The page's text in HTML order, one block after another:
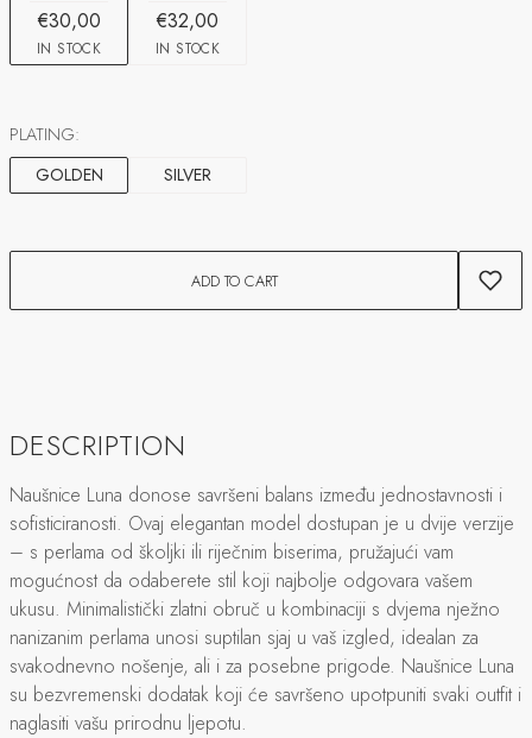
€30,00
IN STOCK
€32,00
IN STOCK
PLATING:
GOLDEN
SILVER
ADD TO CART
DESCRIPTION
Naušnice Luna donose savršeni balans između jednostavnosti i
sofisticiranosti. Ovaj elegantan model dostupan je u dvije verzije
– s perlama od školjki ili riječnim biserima, pružajući vam
mogućnost da odaberete stil koji najbolje odgovara vašem
ukusu. Minimalistički zlatni obruč u kombinaciji s dvjema nježno
nanizanim perlama unosi suptilan sjaj u vaš izgled, idealan za
svakodnevno nošenje, ali i za posebne prigode. Naušnice Luna
su bezvremenski dodatak koji će savršeno upotpuniti svaki outfit i
naglasiti vašu prirodnu ljepotu.